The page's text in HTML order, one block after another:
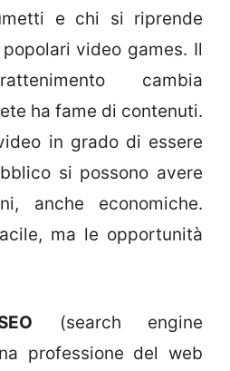
e chi si riprende
video games. Il
cambia
ha fame di contenuti.
in grado di essere
si possono avere
anche economiche.
ma le opportunità
(search engine
professione del web